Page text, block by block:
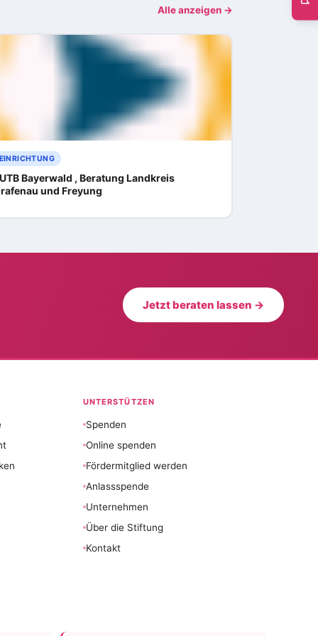
Alle anzeigen →
EINRICHTUNG
Bayerwald , Beratung Landkreis
und Freyung
Jetzt beraten lassen →
UNTERSTÜTZEN
Spenden
Online spenden
Fördermitglied werden
Anlassspende
Unternehmen
Über die Stiftung
Kontakt